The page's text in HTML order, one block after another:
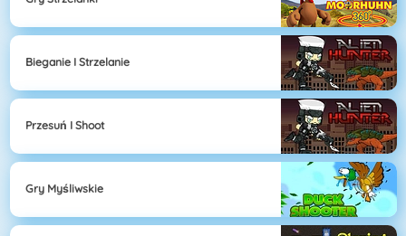
Bieganie I Strzelanie
Przesuń I Shoot
Gry Myśliwskie